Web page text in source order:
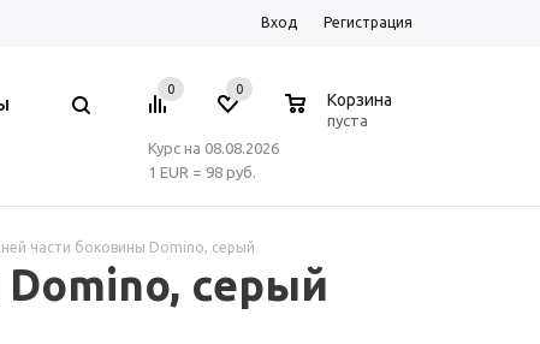
Вход Регистрация
0 0
Корзина
пуста
Курс на 08.08.2026
1 EUR = 98 руб.
части боковины Domino, серый
серый